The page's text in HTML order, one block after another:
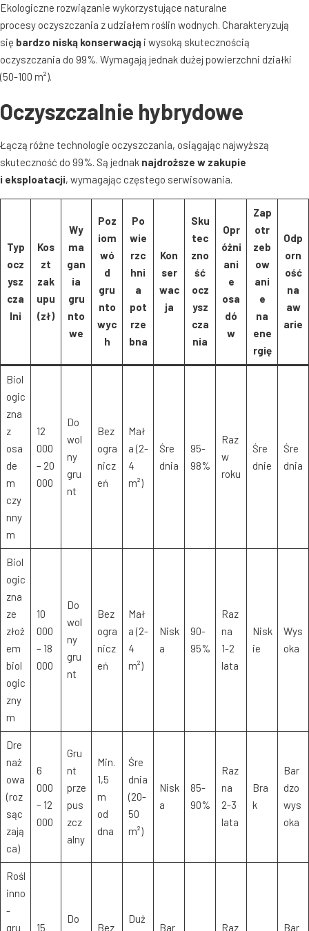
Ekologiczne rozwiązanie wykorzystujące naturalne
procesy oczyszczania z udziałem roślin wodnych. Charakteryzują
się bardzo niską konserwacją i wysoką skutecznością
oczyszczania do 99%. Wymagają jednak dużej powierzchni działki
(50-100 m²).
Oczyszczalnie hybrydowe
Łączą różne technologie oczyszczania, osiągając najwyższą
skuteczność do 99%. Są jednak najdroższe w zakupie
i eksploatacji, wymagając częstego serwisowania.
Typ
ocz
ysz
cza
lni
Kos
zt
zak
upu
(zł)
Wy
ma
gan
ia
gru
nto
we
Poz
iom
wó
d
gru
nto
wyc
h
Po
wie
rzc
hni
a
pot
rze
bna
Kon
ser
wac
ja
Sku
tec
zno
ść
ocz
ysz
cza
nia
Opr
óżni
ani
e
osa
dó
w
Zap
otr
zeb
ow
ani
e
na
ene
rgię
Odp
orn
ość
na
aw
arie
Biol
ogic
zna
z
osa
de
m
czy
nny
m
12
000
– 20
000
Do
wol
ny
gru
nt
Bez
ogra
nicz
eń
Mał
a (2-
4
m²)
Śre
dnia
95-
98%
Raz
w
roku
Śre
dnie
Śre
dnia
Biol
ogic
zna
ze
złoż
em
biol
ogic
zny
m
10
000
– 18
000
Do
wol
ny
gru
nt
Bez
ogra
nicz
eń
Mał
a (2-
4
m²)
Nisk
a
90-
95%
Raz
na
1-2
lata
Nisk
ie
Wys
oka
Dre
naż
owa
(roz
sąc
zają
ca)
6
000
– 12
000
Gru
nt
prze
pus
zcz
alny
Min.
1,5
m
od
dna
Śre
dnia
(20-
50
m²)
Nisk
a
85-
90%
Raz
na
2-3
lata
Bra
k
Bar
dzo
wys
oka
Rośl
inno
-
gru
15
Do
Bez
Duż
Bar Raz Bar